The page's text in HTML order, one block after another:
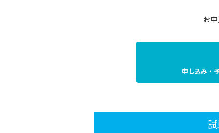
お
申し込み・